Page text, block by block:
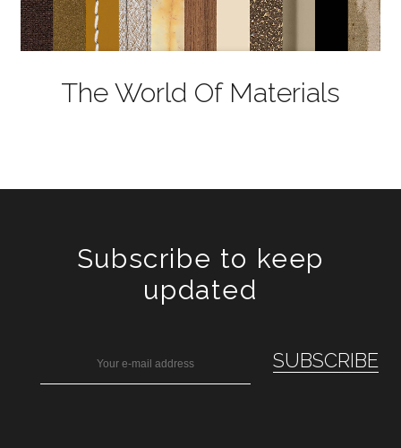
The World Of Materials
Subscribe to keep
updated